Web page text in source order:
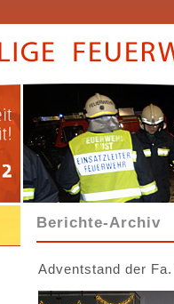
Berichte-Archiv
Adventstand der